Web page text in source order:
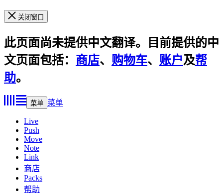
关闭窗口
此页面尚未提供中文翻译。目前提供的中
文页面包括： 商店、 购物车、 账户及帮
助。
菜单 菜单
Live
Push
Move
Note
Link
商店
Packs
帮助